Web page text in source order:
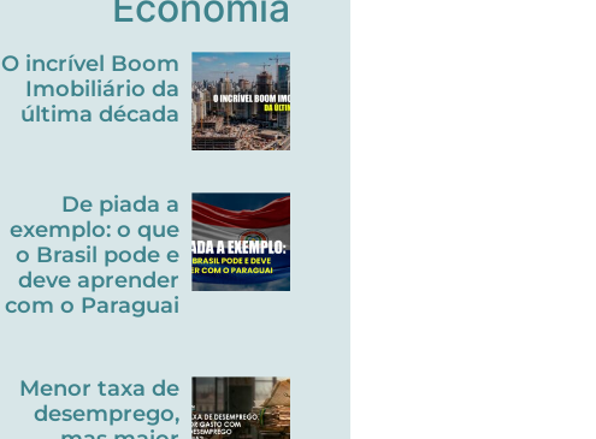
O incrível Boom
Imobiliário da
última década
De piada a
exemplo: o que
o Brasil pode e
deve aprender
com o Paraguai
Menor taxa de
desemprego,